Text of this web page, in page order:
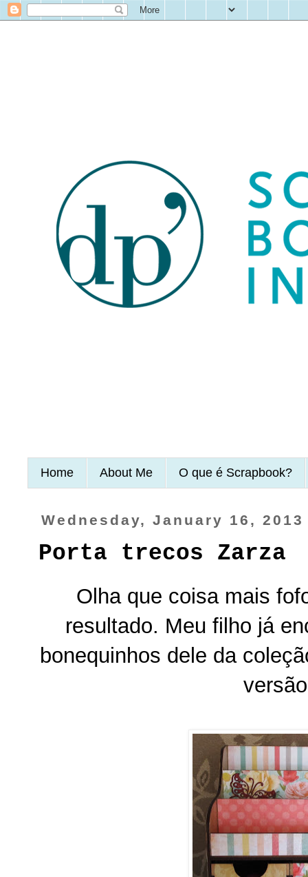
Home About Me O que é Scrapbook?
Wednesday, January 16, 2013
Porta trecos Zarza
Olha que coisa mais
resultado. Meu filho já
bonequinhos dele da